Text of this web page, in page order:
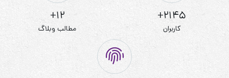
2145+
کاربران
12+
مطالب وبلاگ